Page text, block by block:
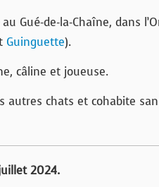
Gué-de-la-Chaîne, dans
Guinguette).
câline et joueuse.
autres chats et cohabite
2024.